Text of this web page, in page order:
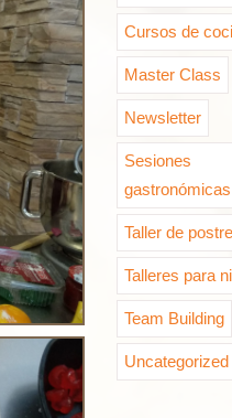
Cursos de
Master Class
Newsletter
Sesiones
gastronómicas
Taller de
Talleres para
Team Building
Uncategorized